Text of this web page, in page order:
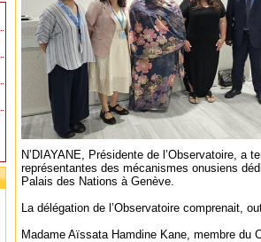
N’DIAYANE, Présidente de l’Observatoire, a
représentantes des mécanismes onusiens
Palais des Nations à Genève.
La délégation de l’Observatoire comprenait,
Madame Aïssata Hamdine Kane, membre du